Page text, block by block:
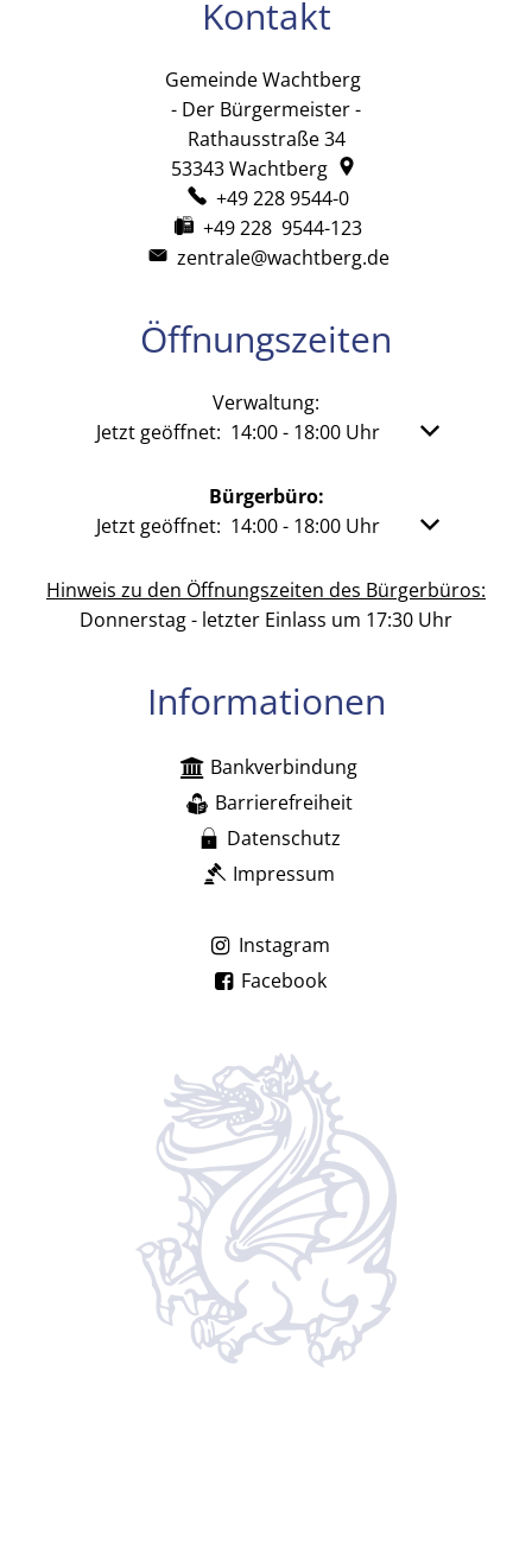
Kontakt
Gemeinde Wachtberg
- Der Bürgermeister -
Rathausstraße 34
53343Wachtberg
+49 228 9544-0
+49 228 9544-123
zentrale@wachtberg.de
Öffnungszeiten
Verwaltung:
Klicken, um weitere Öffnungs- oder
Jetzt geöffnet: 14:00- 18:00Uhr Von 14:00
Bürgerbüro:
Klicken, um weitere Öffnungs- oder
Jetzt geöffnet: 14:00- 18:00Uhr Von 14:00
Hinweis zu den Öffnungszeiten des Bürgerbüros:
Donnerstag - letzter Einlass um 17:30 Uhr
Informationen
Bankverbindung
Barrierefreiheit
Datenschutz
Impressum
Instagram
Facebook